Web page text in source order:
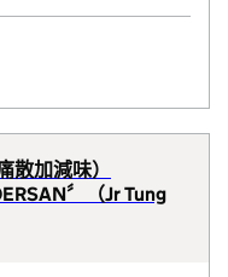
散加減味）
〞（Jr Tung